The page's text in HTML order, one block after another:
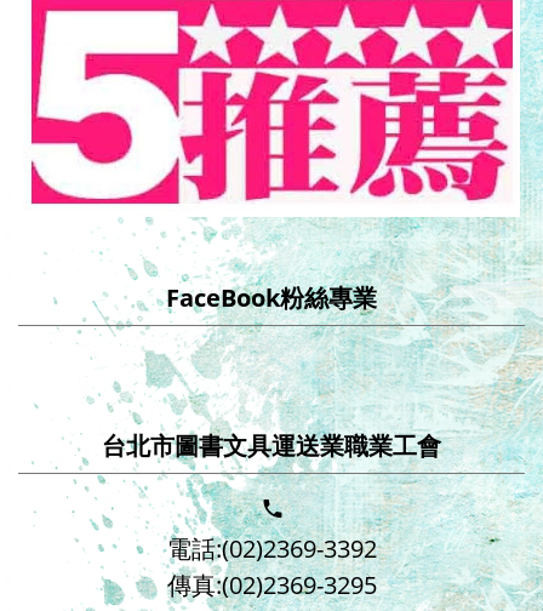
FaceBook粉絲專業
台北市圖書文具運送業職業工會
電話:(02)2369-3392
傳真:(02)2369-3295